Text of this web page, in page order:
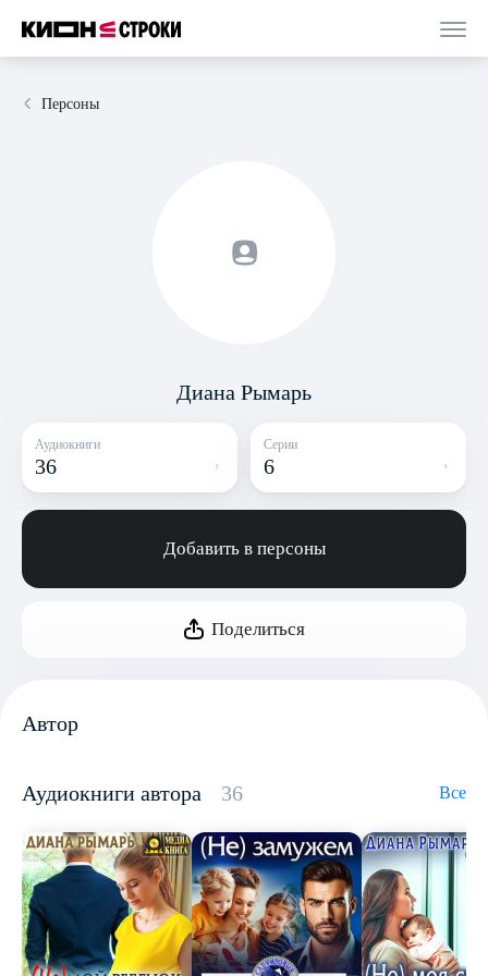
Персоны
Диана Рымарь
Аудиокниги
36
Серии
6
Добавить в персоны
Поделиться
Автор
Аудиокниги автора 36 Все